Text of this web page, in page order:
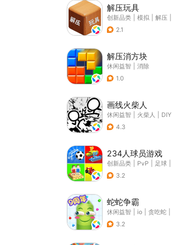
解压玩具
创新品类 模拟 解压
2.1
解压消方块
休闲益智
消除
1.0
画线火柴人
休闲益智 火柴人
DIY
4.3
234人球员游戏
创新品类 PvP 足球
3.2
蛇蛇争霸
休闲益智 io 贪吃蛇
3.2